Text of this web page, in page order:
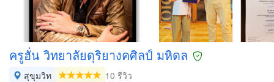
ครูฮั่น วิทยาลัยดุริยางคศิลป์ มหิดล
สุขุมวิท
10 รีวิว